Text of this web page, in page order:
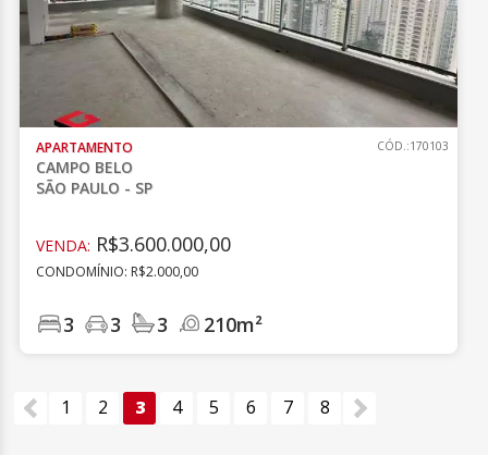
APARTAMENTO
CAMPO BELO
SÃO PAULO - SP
CÓD.:170103
VENDA: R$3.600.000,00
CONDOMÍNIO: R$2.000,00
3 3 3 210m²
1 2 3 4 5 6 7 8